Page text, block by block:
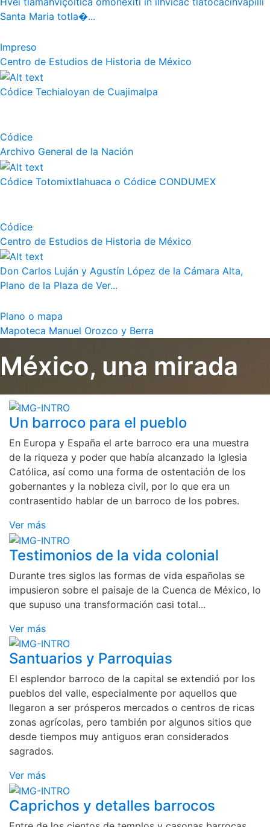
Santa Maria totla�...
Impreso
Centro de Estudios de Historia de México
Códice Techialoyan de Cuajimalpa
Códice
Archivo General de la Nación
Códice Totomixtlahuaca o Códice CONDUMEX
Códice
Centro de Estudios de Historia de México
Don Carlos Luján y Agustín López de la Cámara Alta,
Plano de la Plaza de Ver...
Plano o mapa
Mapoteca Manuel Orozco y Berra
México, una mirada
Un barroco para el pueblo
En Europa y España el arte barroco era una muestra
de la riqueza y poder que había alcanzado la Iglesia
Católica, así como una forma de ostentación de los
gobernantes y la nobleza civil, por lo que era un
contrasentido hablar de un barroco de los pobres.
Ver más
Testimonios de la vida colonial
Durante tres siglos las formas de vida españolas se
impusieron sobre el paisaje de la Cuenca de México, lo
que supuso una transformación casi total...
Ver más
Santuarios y Parroquias
El esplendor barroco de la capital se extendió por los
pueblos del valle, especialmente por aquellos que
llegaron a ser prósperos mercados o centros de ricas
zonas agrícolas, pero también por algunos sitios que
desde tiempos muy antiguos eran considerados
sagrados.
Ver más
Caprichos y detalles barrocos